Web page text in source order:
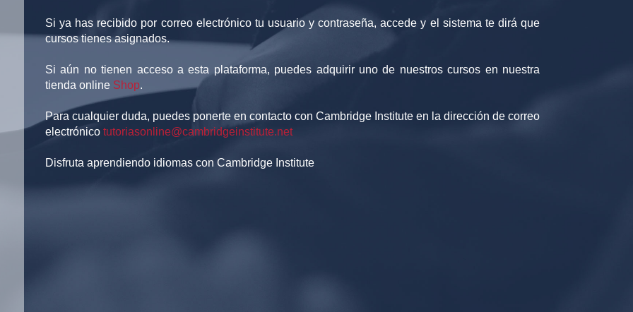
Si ya has recibido por correo electrónico tu usuario y contraseña, accede y el sistema te dirá que
cursos tienes asignados.
Si aún no tienen acceso a esta plataforma, puedes adquirir uno de nuestros cursos en nuestra
tienda online Shop.
Para cualquier duda, puedes ponerte en contacto con Cambridge Institute en la dirección de correo
electrónico tutoriasonline@cambridgeinstitute.net
Disfruta aprendiendo idiomas con Cambridge Institute